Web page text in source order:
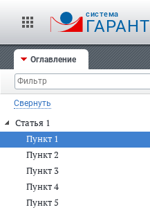
cистема
ГАРАНТ
Оглавление
Свернуть
Статья 1
Пункт 1
Пункт 2
Пункт 3
Пункт 4
Пункт 5